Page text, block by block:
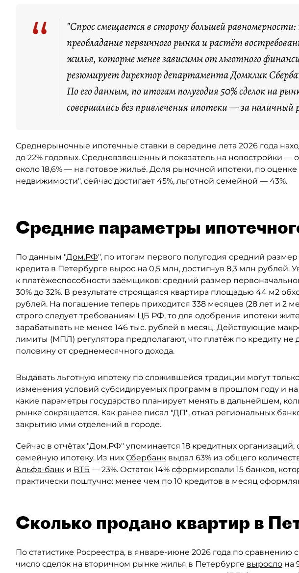
“
"Спрос смещается в сторону большей
преобладание первичного рынка и растёт
жилья, которые менее зависимы от льготного
резюмирует директор департамента Домклик
По его данным, по итогам полугодия 50% сделок на
совершались без привлечения ипотеки — за наличный
Среднерыночные ипотечные ставки в середине лета 2026 года
до 22% годовых. Средневзвешенный показатель на новостройки —
около 18,6% — на готовое жильё. Доля рыночной ипотеки, по
недвижимости", сейчас достигает 45%, льготной семейной — 43%.
Средние параметры
По данным "Дом.РФ", по итогам первого полугодия средний
кредита в Петербурге вырос на 0,5 млн, достигнув 8,3 млн рублей.
к платёжеспособности заёмщиков: средний размер
30% до 32%. В результате строящаяся квартира площадью 44 м2
рублей. На погашение теперь приходится 338 месяцев (28 лет и 2
строго следует требованиям ЦБ РФ, то для одобрения ипотеки
зарабатывать не менее 146 тыс. рублей в месяц. Действующие
лимиты (МПЛ) регулятора предполагают, что платёж по кредиту
половину от среднемесячного дохода.
Выдавать льготную ипотеку по сложившейся традиции могут
изменения условий субсидируемых программ в прошлом году и на
какие параметры государство планирует менять в дальнейшем,
рынке сокращается. Как ранее писал "ДП", отказ региональных
закрытию ими отделений в городе.
Сейчас в отчётах "Дом.РФ" упоминается 18 кредитных
семейную ипотеку. Из них Сбербанк выдал 63% из общего
Альфа-банк и ВТБ — 23%. Остаток 14% сформировали 15 банков,
практически поштучно: менее чем по 10 кредитов в месяц
Сколько продано квартир в
По статистике Росреестра, в январе-июне 2026 года по сравнению
число сделок на вторичном рынке жилья в Петербурге выросло на